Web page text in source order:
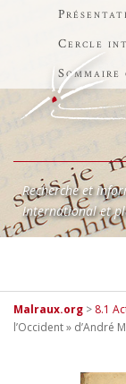
Cercle
Recherche et
International et
Malraux.org > 8.1
l’Occident » d’André